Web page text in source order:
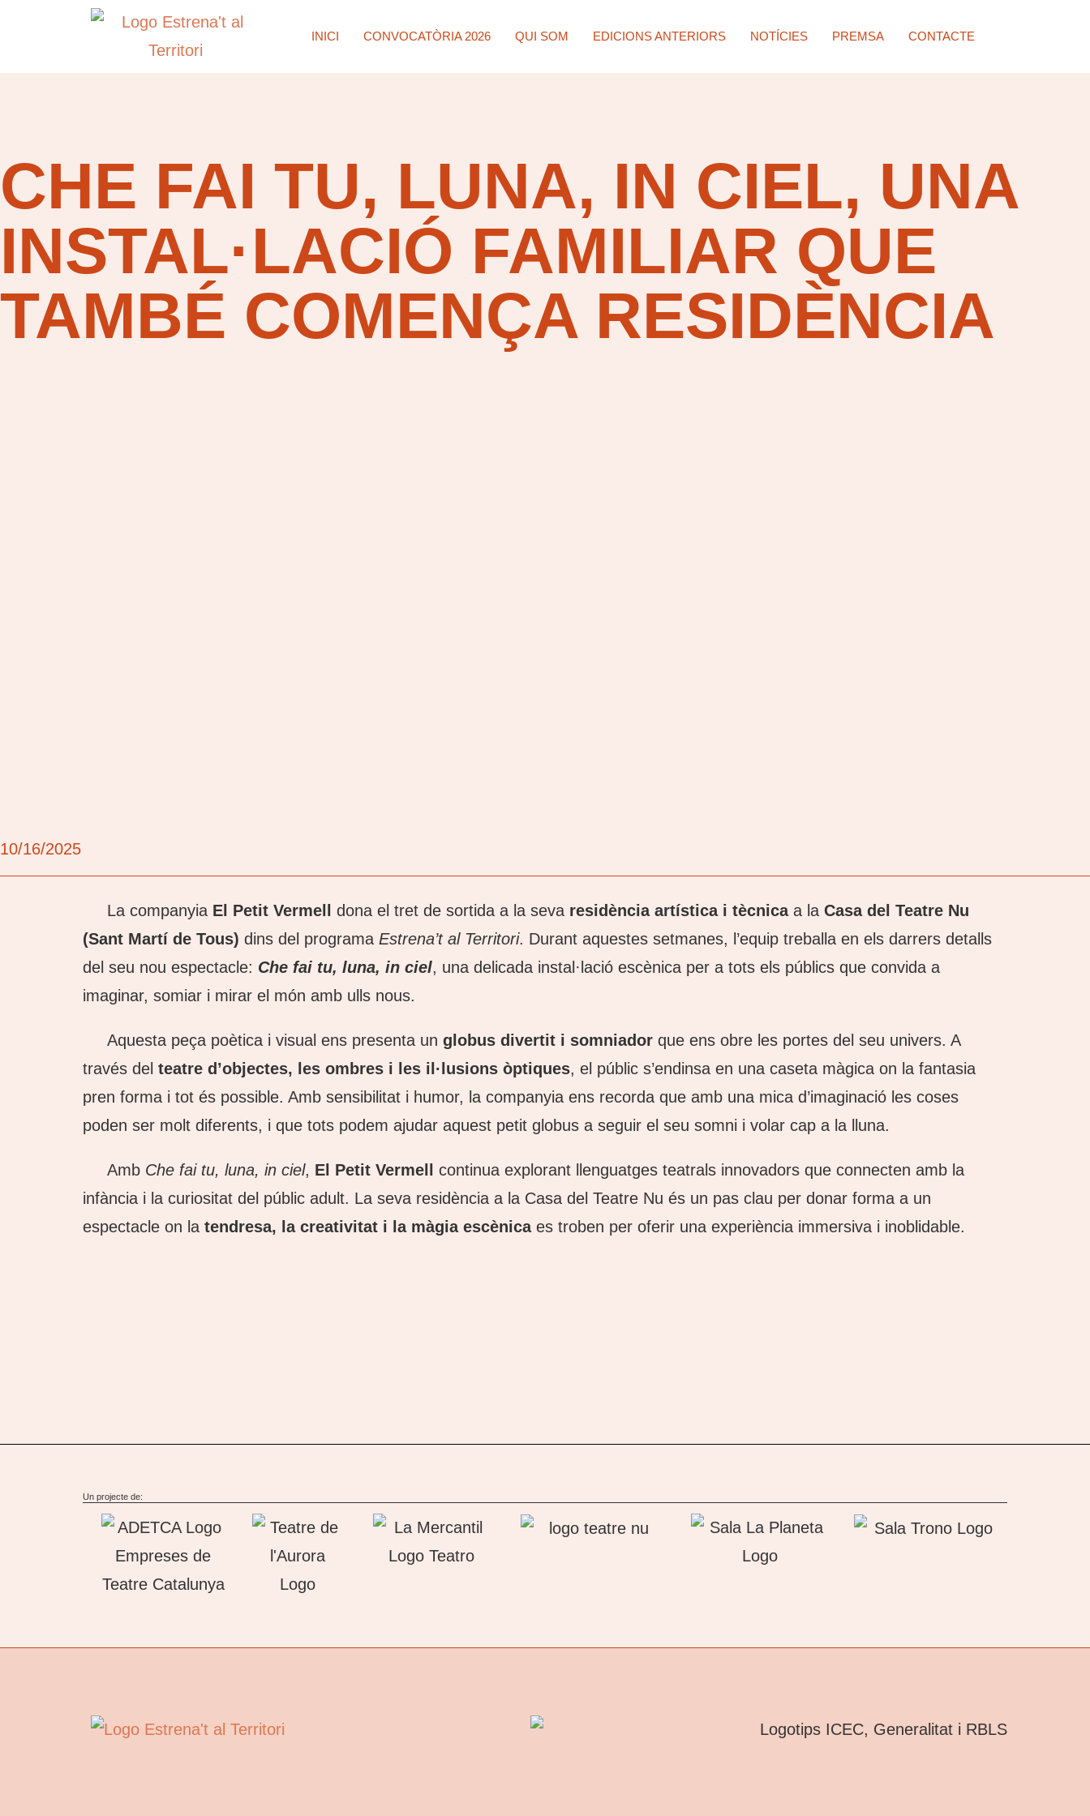
INICI CONVOCATÒRIA 2026 QUI SOM EDICIONS ANTERIORS NOTÍCIES PREMSA CONTACTE
CHE FAI TU, LUNA, IN CIEL, UNA
INSTAL·LACIÓ FAMILIAR QUE
TAMBÉ COMENÇA RESIDÈNCIA
10/16/2025
La companyia El Petit Vermell dona el tret de sortida a la seva residència artística i tècnicaa la Casa del Teatre Nu
(Sant Martí de Tous) dins del programa Estrena’t al Territori. Durant aquestes setmanes, l’equip treballa en els darrers detalls
del seu nou espectacle: Che fai tu, luna, in ciel, una delicada instal·lació escènica per a tots els públics que convida a
imaginar, somiar i mirar el món amb ulls nous.
Aquesta peça poètica i visual ens presenta un globus divertit i somniador que ens obre les portes del seu univers. A
través del teatre d’objectes, les ombres i les il·lusions òptiques, el públic s’endinsa en una caseta màgica on la fantasia
pren forma i tot és possible. Amb sensibilitat i humor, la companyia ens recorda que amb una mica d’imaginació les coses
poden ser molt diferents, i que tots podem ajudar aquest petit globus a seguir el seu somni i volar cap a la lluna.
Amb Che fai tu, luna, in ciel, El Petit Vermell
continua explorant llenguatges teatrals innovadors que connecten amb la
infància i la curiositat del públic adult. La seva residència a la Casa del Teatre Nu és un pas clau per donar forma a un
espectacle on la tendresa, la creativitat i la màgia escènicaes troben per oferir una experiència immersiva i inoblidable.
Un projecte de: